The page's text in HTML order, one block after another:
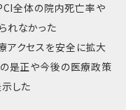
全体の院内死亡率や
れなかった
アクセスを安全に拡大
是正や今後の医療政策
した